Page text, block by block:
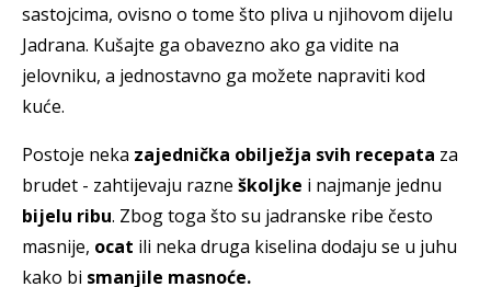
sastojcima, ovisno o tome što pliva u njihovom dijelu
Jadrana. Kušajte ga obavezno ako ga vidite na
jelovniku, a jednostavno ga možete napraviti kod
kuće.
Postoje neka zajednička obilježja svih recepata za
brudet - zahtijevaju razne školjke i najmanje jednu
bijelu ribu. Zbog toga što su jadranske ribe često
masnije, ocat ili neka druga kiselina dodaju se u juhu
kako bi smanjile masnoće.